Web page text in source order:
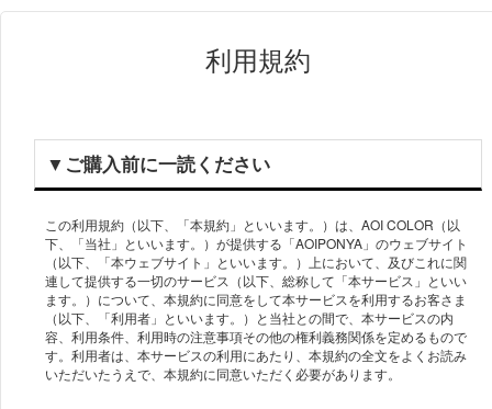
利用規約
▼ご購⼊前に⼀読ください
この利⽤規約（以下、「本規約」といいます。）は、AOI COLOR（以
下、「当社」といいます。）が提供する「AOIPONYA」のウェブサイト
（以下、「本ウェブサイト」といいます。）上において、及びこれに関
連して提供する⼀切のサービス（以下、総称して「本サービス」といい
ます。）について、本規約に同意をして本サービスを利⽤するお客さま
（以下、「利⽤者」といいます。）と当社との間で、本サービスの内
容、利⽤条件、利⽤時の注意事項その他の権利義務関係を定めるもので
す。利⽤者は、本サービスの利⽤にあたり、本規約の全⽂をよくお読み